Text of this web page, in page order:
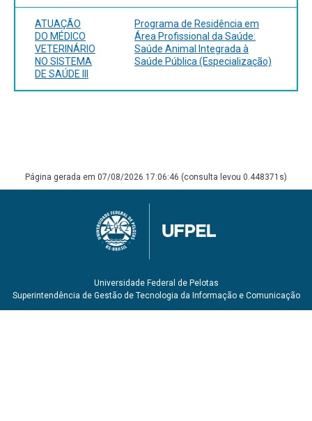
ATUAÇÃO
DO MÉDICO
VETERINÁRIO
NO SISTEMA
DE SAÚDE III
Programa de Residência em
Área Profissional da Saúde:
Saúde Animal Integrada à
Saúde Pública (Especialização)
Página gerada em 07/08/2026 17:06:46 (consulta levou 0.448371s)
Universidade Federal de Pelotas
Superintendência de Gestão de Tecnologia da Informação e Comunicação